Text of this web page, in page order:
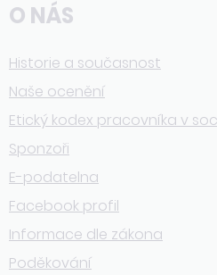
O NÁS
Historie a současnost
Naše ocenění
Etický kodex pracovníka v
Sponzoři
E-podatelna
Facebook profil
Informace dle zákona
Poděkování